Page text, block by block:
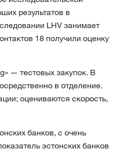
результатов в
LHV занимает
18 получили оценку
— тестовых закупок. В
в отделение.
оцениваются скорость,
банков, с очень
эстонских банков